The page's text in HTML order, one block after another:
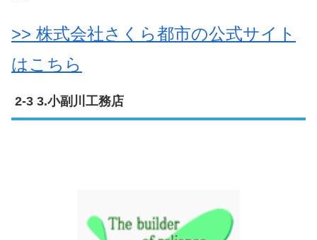
>> 株式会社さくら都市の公式サイト
はこちら
3.小副川工務店